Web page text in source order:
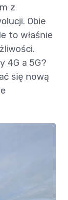
z
Obie
to właśnie
4G a 5G?
się nową